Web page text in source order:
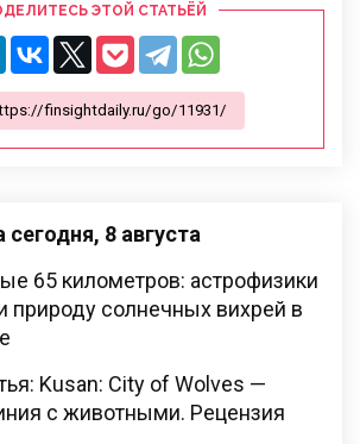
ЭТОЙ СТАТЬЁЙ
8 августа
65 километров: астрофизики
природу солнечных вихрей в
Kusan: City of Wolves —
с животными. Рецензия